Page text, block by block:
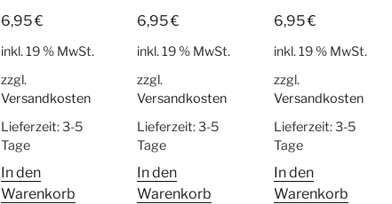
6,95€
inkl. 19 % MwSt.
zzgl.
Versandkosten
Lieferzeit:3-5
Tage
In den
Warenkorb
6,95€
inkl. 19 % MwSt.
zzgl.
Versandkosten
Lieferzeit:3-5
Tage
In den
Warenkorb
6,95€
inkl. 19 % MwSt.
zzgl.
Versandkosten
Lieferzeit:3-5
Tage
In den
Warenkorb